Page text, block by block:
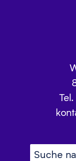
Tel.